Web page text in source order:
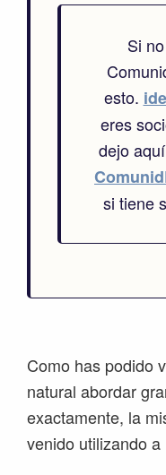
Si
esto.
eres
dejo
si tiene
Como has podido
natural abordar
exactamente, la
venido utilizando